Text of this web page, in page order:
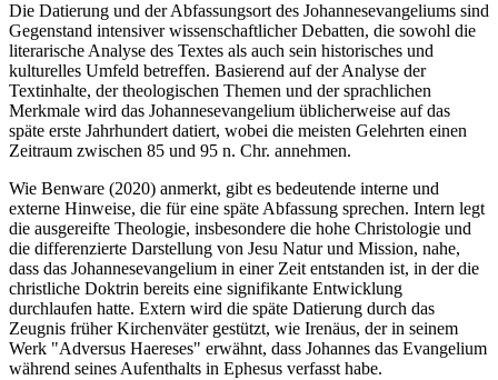
Die Datierung und der Abfassungsort des Johannesevangeliums sind
Gegenstand intensiver wissenschaftlicher Debatten, die sowohl die
literarische Analyse des Textes als auch sein historisches und
kulturelles Umfeld betreffen. Basierend auf der Analyse der
Textinhalte, der theologischen Themen und der sprachlichen
Merkmale wird das Johannesevangelium üblicherweise auf das
späte erste Jahrhundert datiert, wobei die meisten Gelehrten einen
Zeitraum zwischen 85 und 95 n. Chr. annehmen.
Wie Benware (2020) anmerkt, gibt es bedeutende interne und
externe Hinweise, die für eine späte Abfassung sprechen. Intern legt
die ausgereifte Theologie, insbesondere die hohe Christologie und
die differenzierte Darstellung von Jesu Natur und Mission, nahe,
dass das Johannesevangelium in einer Zeit entstanden ist, in der die
christliche Doktrin bereits eine signifikante Entwicklung
durchlaufen hatte. Extern wird die späte Datierung durch das
Zeugnis früher Kirchenväter gestützt, wie Irenäus, der in seinem
Werk "Adversus Haereses" erwähnt, dass Johannes das Evangelium
während seines Aufenthalts in Ephesus verfasst habe.